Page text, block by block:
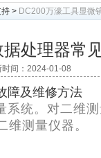
> DC200万濠工具显微
处理器常
间：2024-01-08
障及维修方法
统。对二维
维测量仪器。